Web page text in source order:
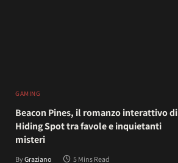
GAMING
Beacon Pines, il romanzo interattivo di
Hiding Spot tra favole e inquietanti
misteri
ByGraziano 5 Mins Read